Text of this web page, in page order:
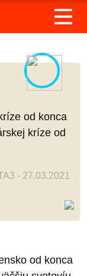
od konca
kríze od
- 27.03.2021
od konca